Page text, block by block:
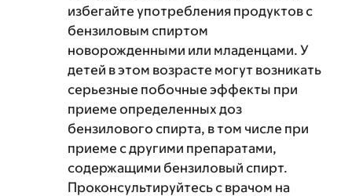
избегайте употребления продуктов с
бензиловым спиртом
новорожденными или младенцами. У
детей в этом возрасте могут возникать
серьезные побочные эффекты при
приеме определенных доз
бензилового спирта, в том числе при
приеме с другими препаратами,
содержащими бензиловый спирт.
Проконсультируйтесь с врачом на